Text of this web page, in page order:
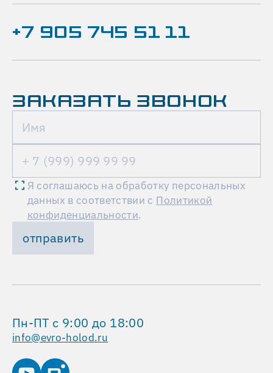
в
ожидания
случае
выхода
из
основного
кондиционера
автоматически
включается
резервный
гарантируя
непрерывность
охлаждения.
установленная
холодопроизводительность
составляет
20
+7 905 745 51 11
ЗАКАЗАТЬ ЗВОНОК
Я соглашаюсь на обработку персональных
данных в соответствии с Политикой
конфиденциальности.
отправить
Пн-ПТ с 9:00 до 18:00
info@evro-holod.ru